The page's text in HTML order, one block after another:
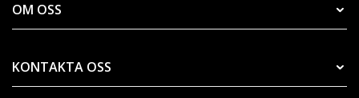
OM OSS
KONTAKTA OSS